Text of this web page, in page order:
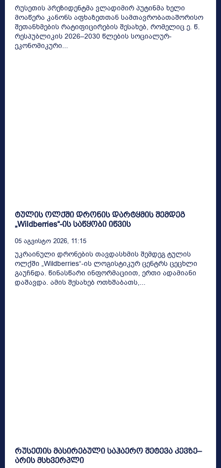
რუსეთის პრეზიდენტმა ვლადიმირ პუტინმა ხელი
მოაწერა კანონს აფხაზეთთან სამთავრობათაშორისო
შეთანხმების რატიფიცირების შესახებ, რომელიც ე. წ.
რესპუბლიკის 2026–2030 წლების სოციალურ-
ეკონომიკური...
ტულის ოლქში დრონის დარტყმის შემდეგ
„Wildberries“-ის საწყობი იწვის
05 Აგვისტო 2026, 11:15
უკრაინული დრონების თავდასხმის შემდეგ ტულის
ოლქში „Wildberries“-ის ლოგისტიკურ ცენტრს ცეცხლი
გაუჩნდა. წინასწარი ინფორმაციით, ერთი ადამიანი
დაშავდა. ამის შესახებ ოთხშაბათს,...
რუსეთის მასირებული საჰაერო შეტევა კევზე–
არის მსხვერპლი